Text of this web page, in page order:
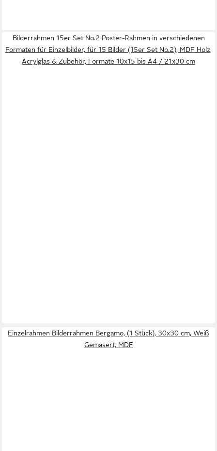
Bilderrahmen 15er Set No.2 Poster-Rahmen in verschiedenen
Formaten für Einzelbilder, für 15 Bilder (15er Set No.2), MDF Holz,
Acrylglas & Zubehör, Formate 10x15 bis A4 / 21x30 cm
Einzelrahmen Bilderrahmen Bergamo, (1 Stück), 30x30 cm, Weiß
Gemasert, MDF